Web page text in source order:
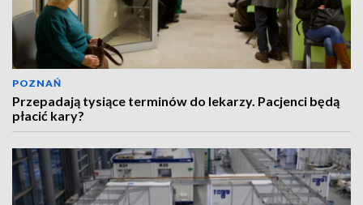
POZNAŃ
Przepadają tysiące terminów do lekarzy. Pacjenci będą
płacić kary?